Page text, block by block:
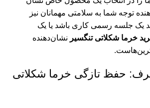
توجه شما به سلامتی مهمانان نیز
جلسه رسمی کاری باشد یا یک
خرما شکلاتی تنگسیر نشان‌دهنده
حفظ تازگی خرما شکلاتی